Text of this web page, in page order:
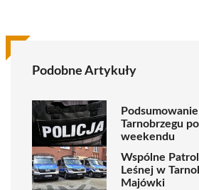
Podobne Artykuły
Tarnobrzegu
weekendu
Wspólne
Leśnej w
Majówki